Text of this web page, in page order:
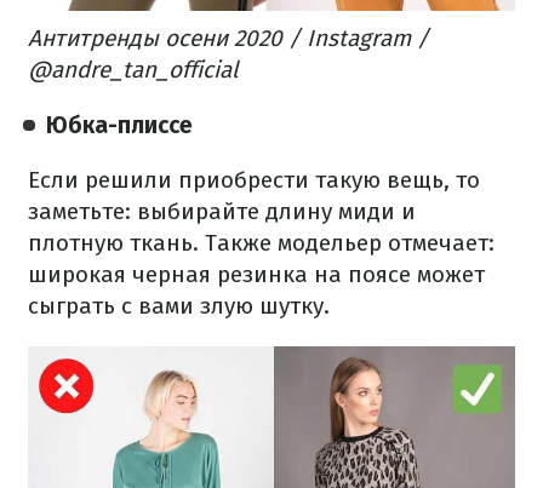
Антитренды осени 2020 / Instagram /
@andre_tan_official
Юбка-плиссе
Если решили приобрести такую вещь, то
заметьте: выбирайте длину миди и
плотную ткань. Также модельер отмечает:
широкая черная резинка на поясе может
сыграть с вами злую шутку.